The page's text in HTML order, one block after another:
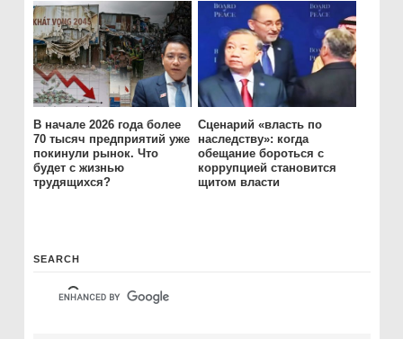
В начале 2026 года более
70 тысяч предприятий уже
покинули рынок. Что
будет с жизнью
трудящихся?
Сценарий «власть по
наследству»: когда
обещание бороться с
коррупцией становится
щитом власти
SEARCH